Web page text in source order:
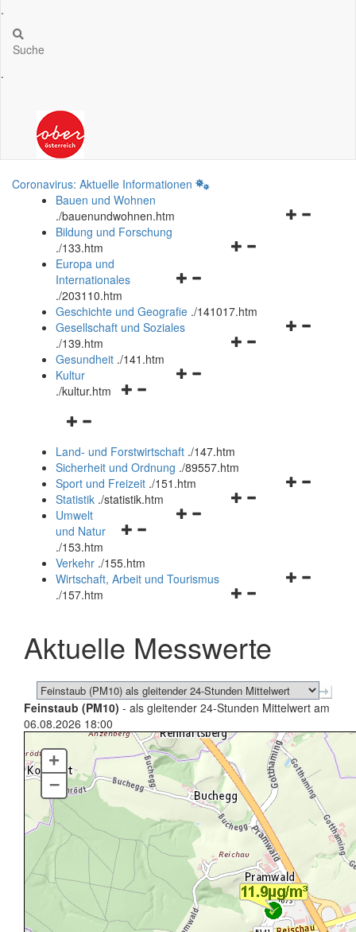
.
Suche
.
Coronavirus: Aktuelle Informationen
Bauen und Wohnen
./bauenundwohnen.htm
Navigationsmenü
Bildung und Forschung
./133.htm
Navigationsmenü
und
schließen
Europa und
Internationales
./203110.htm
Geschichte und Geografie ./141017.htm
Navigationsmenü
Gesellschaft und Soziales
./139.htm
Navigationsmenü
Gesundheit ./141.htm
Navigationsmenü
Kultur
./kultur.htm
Navigationsmenü
und
schließen
Land- und Forstwirtschaft ./147.htm
Sicherheit und Ordnung ./89557.htm
Navigationsmenü
Sport und Freizeit ./151.htm
Navigationsmenü
Statistik ./statistik.htm
Navigationsmenü
und
schließen
Umwelt
und Natur
./153.htm
Verkehr ./155.htm
Navigationsmenü
schließen
Wirtschaft, Arbeit und Tourismus
./157.htm
Aktuelle Messwerte
Feinstaub (PM10) - als gleitender 24-Stunden Mittelwert am
06.08.2026 18:00
+
–